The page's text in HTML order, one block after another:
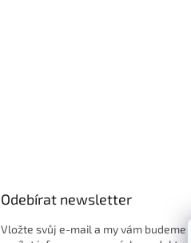
Odebírat newsletter
Vložte svůj e-mail a my vám budeme